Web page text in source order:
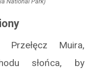
Przełęcz Muira,
słońca, by